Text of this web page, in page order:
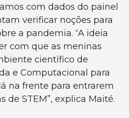
com dados do painel
verificar noções para
a pandemia. “A ideia
com que as meninas
científico de
e Computacional para
na frente para entrarem
de STEM”, explica Maité.